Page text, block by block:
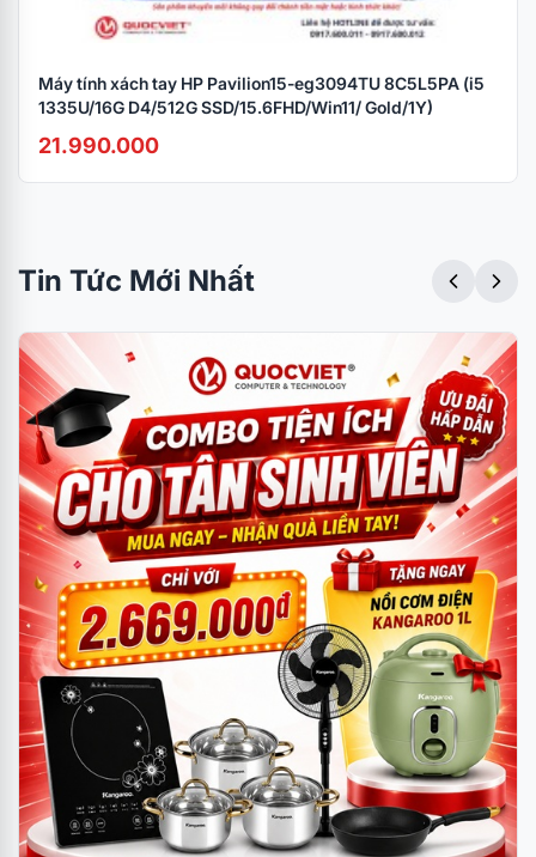
Máy tính xách tay HP Pavilion15-eg3094TU 8C5L5PA (i5
1335U/16G D4/512G SSD/15.6FHD/Win11/ Gold/1Y)
21.990.000
Tin Tức Mới Nhất